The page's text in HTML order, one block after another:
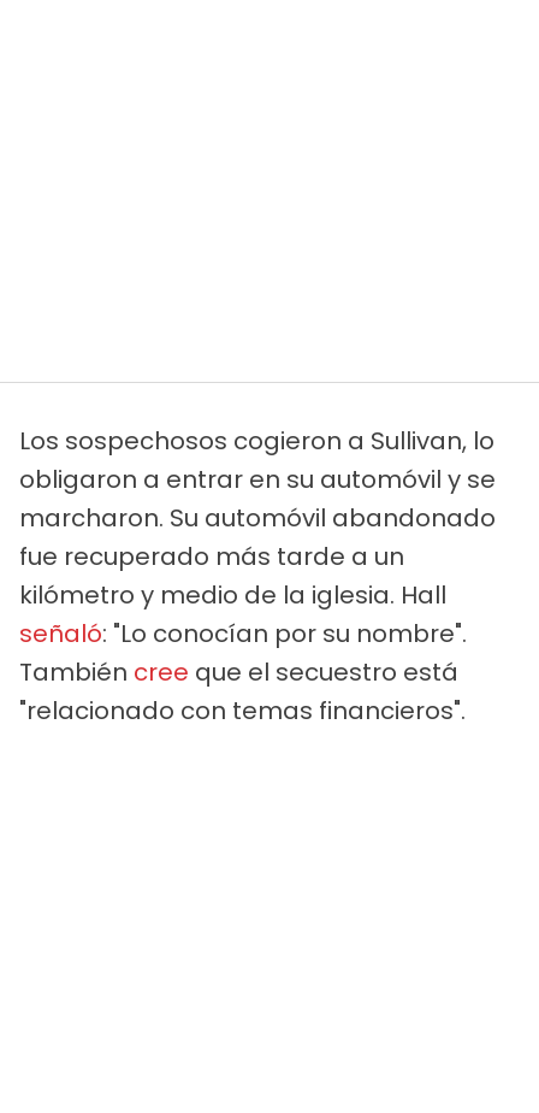
Los sospechosos cogieron a Sullivan, lo
obligaron a entrar en su automóvil y se
marcharon. Su automóvil abandonado
fue recuperado más tarde a un
kilómetro y medio de la iglesia. Hall
señaló: "Lo conocían por su nombre".
También cree que el secuestro está
"relacionado con temas financieros".